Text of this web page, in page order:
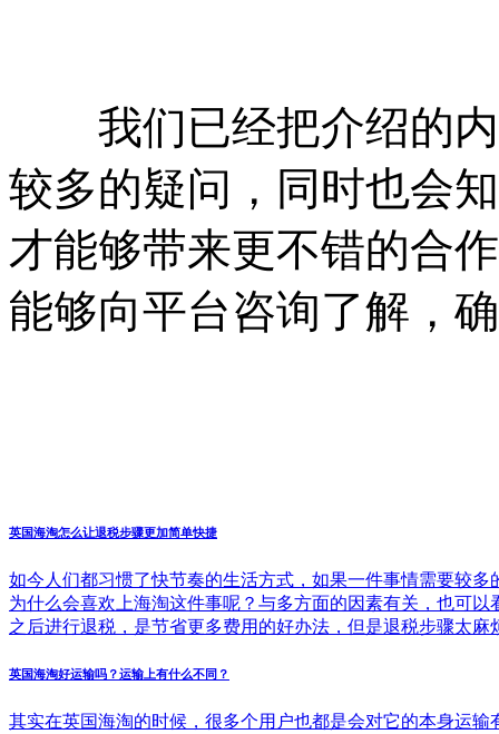
我们已经把介绍的内
较多的疑问，同时也会
才能够带来更不错的合
能够向平台咨询了解，
英国海淘怎么让退税步骤更加简单快捷
如今人们都习惯了快节奏的生活方式，如果一件事情需要较
为什么会喜欢上海淘这件事呢？与多方面的因素有关，也可
之后进行退税，是节省更多费用的好办法，但是退税步骤太
英国海淘好运输吗？运输上有什么不同？
其实在英国海淘的时候，很多个用户也都是会对它的本身运